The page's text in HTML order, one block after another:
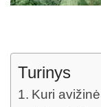
Turinys
Kuri